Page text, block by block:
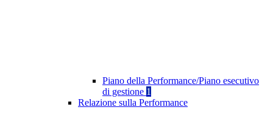
Piano della Performance/Piano esecutivo
di gestione 1
Relazione sulla Performance